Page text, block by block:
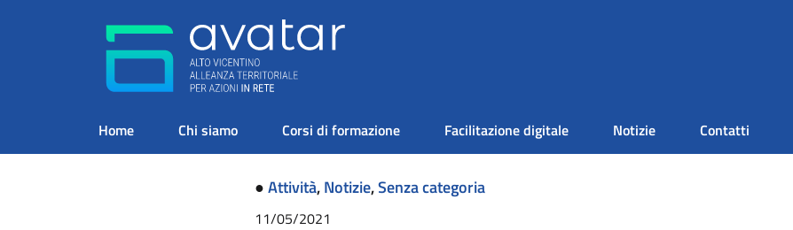
Home Chi siamo Corsi di formazione Facilitazione digitale Notizie Contatti
●Attività,Notizie,Senza categoria
11/05/2021